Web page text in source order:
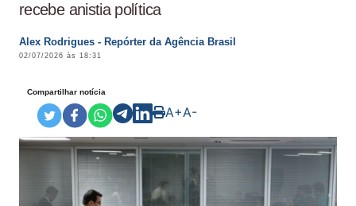
recebe anistia política
Alex Rodrigues - Repórter da Agência Brasil
02/07/2026 às 18:31
Compartilhar notícia
A+A-